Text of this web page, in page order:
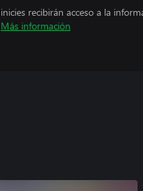
recibirán acceso a la
Más información